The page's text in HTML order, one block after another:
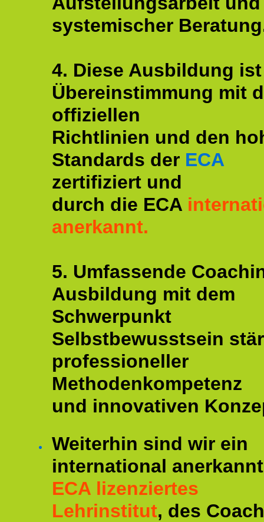
systemischer
4. Diese Ausbildung
Übereinstimmung mit
offiziellen
Richtlinien und den
Standards der ECA
zertifiziert und
durch die ECA
anerkannt.
5. Umfassende
Ausbildung mit dem
Schwerpunkt
Selbstbewusstsein
professioneller
Methodenkompetenz
und innovativen
Weiterhin sind wir ein
international
ECA lizenziertes
Lehrinstitut, des